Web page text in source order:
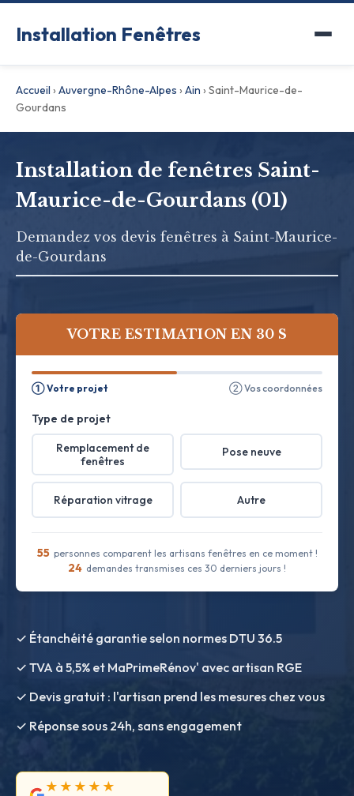
Installation Fenêtres
Accueil ›Auvergne-Rhône-Alpes ›Ain ›Saint-Maurice-de-
Gourdans
Installation de fenêtres Saint-
Maurice-de-Gourdans (01)
Demandez vos devis fenêtres à Saint-Maurice-
de-Gourdans
VOTRE ESTIMATION EN 30 S
① Votre projet ② Vos coordonnées
Type de projet
Remplacement de
fenêtres
Pose neuve
Réparation vitrage Autre
55 personnes comparent les artisans fenêtres en ce moment !
24 demandes transmises ces 30 derniers jours !
✓ Étanchéité garantie selon normes DTU 36.5
✓ TVA à 5,5% et MaPrimeRénov' avec artisan RGE
✓ Devis gratuit : l'artisan prend les mesures chez vous
✓ Réponse sous 24h, sans engagement
★★★★★